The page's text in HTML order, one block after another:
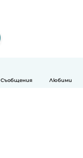
Съобщения Любими